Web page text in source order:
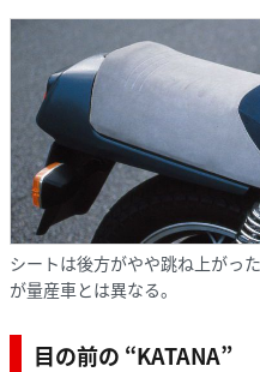
シートは後方がやや跳ね上がっ
が量産車とは異なる。
目の前の “KATANA”